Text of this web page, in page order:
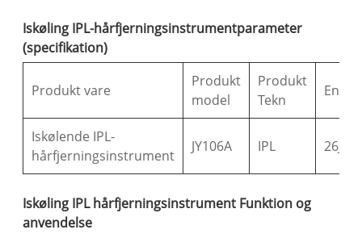
Iskøling IPL-hårfjerningsinstrumentparameter
(specifikation)
Produkt vare
Produkt
model
Produkt
Tekn
Iskølende IPL-
hårfjerningsinstrument
JY106A IPL 26J
Iskøling IPL hårfjerningsinstrument Funktion og
anvendelse